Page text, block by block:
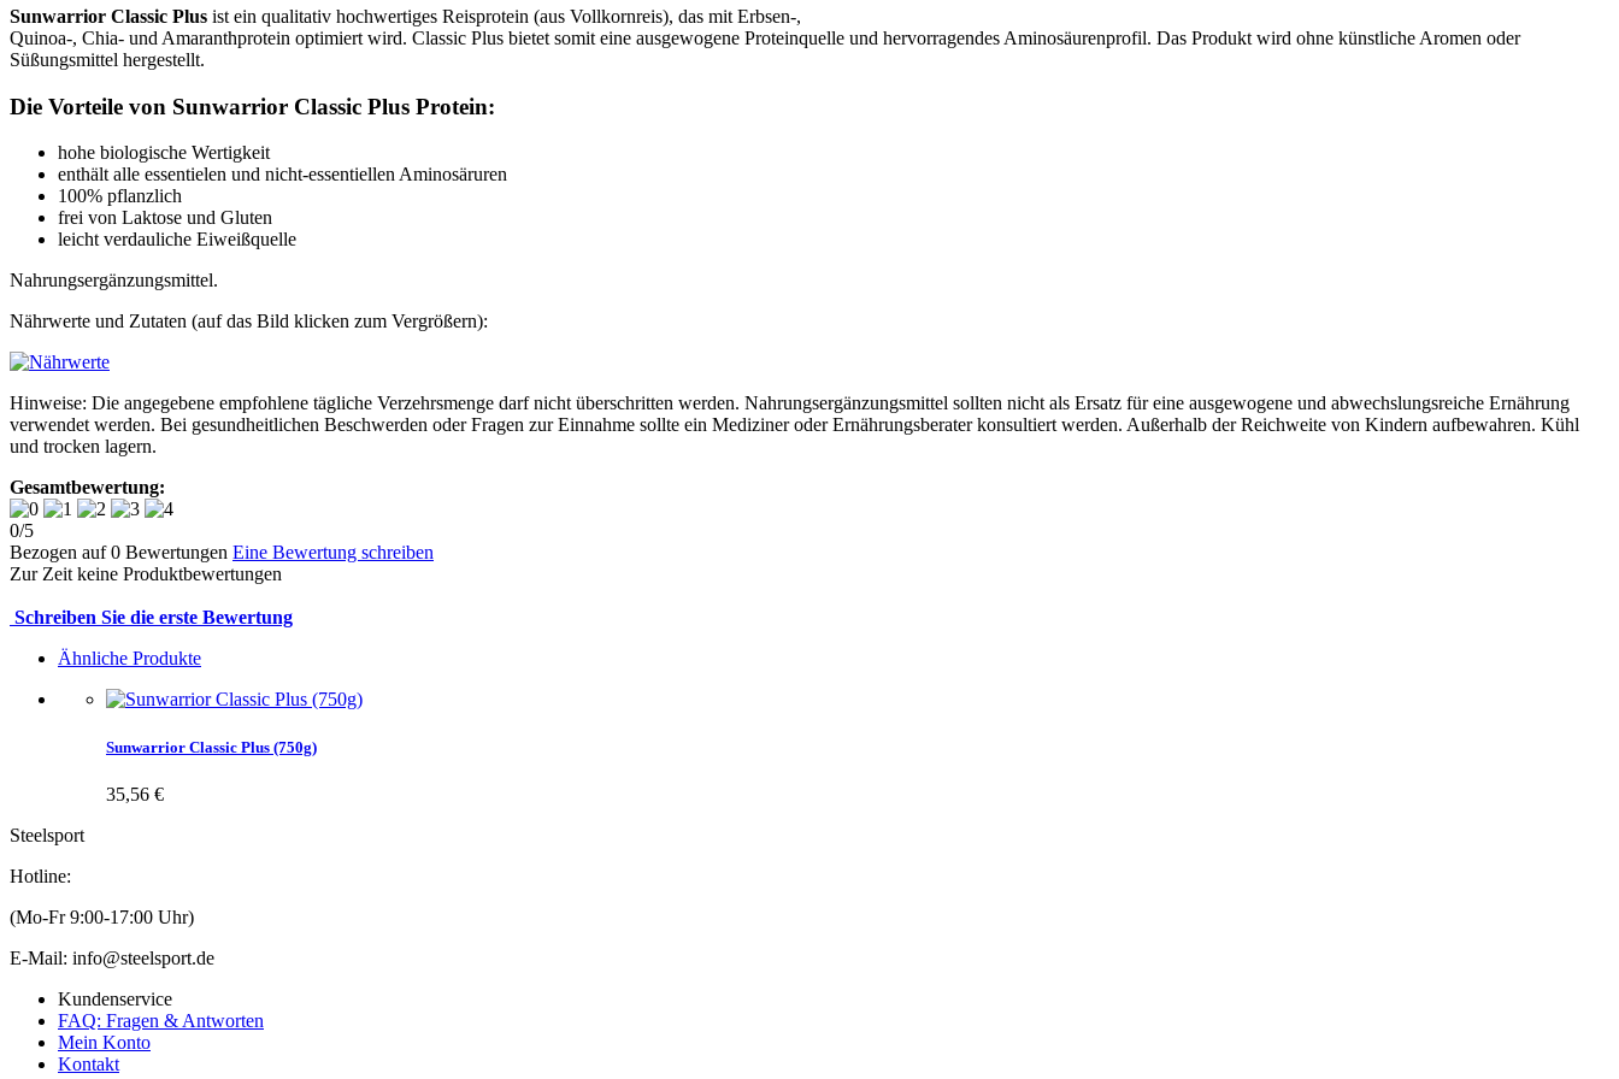
Sunwarrior Classic Plus ist ein qualitativ hochwertiges Reisprotein (aus Vollkornreis), das mit Erbsen-,
Quinoa-, Chia- und Amaranthprotein optimiert wird. Classic Plus bietet somit eine ausgewogene Proteinquelle und hervorragendes Aminosäurenprofil. Das Produkt wird ohne künstliche Aromen oder
Süßungsmittel hergestellt.
Die Vorteile von Sunwarrior Classic Plus Protein:
hohe biologische Wertigkeit
enthält alle essentielen und nicht-essentiellen Aminosäruren
100% pflanzlich
frei von Laktose und Gluten
leicht verdauliche Eiweißquelle
Nahrungsergänzungsmittel.
Nährwerte und Zutaten (auf das Bild klicken zum Vergrößern):
Hinweise: Die angegebene empfohlene tägliche Verzehrsmenge darf nicht überschritten werden. Nahrungsergänzungsmittel sollten nicht als Ersatz für eine ausgewogene und abwechslungsreiche Ernährung
verwendet werden. Bei gesundheitlichen Beschwerden oder Fragen zur Einnahme sollte ein Mediziner oder Ernährungsberater konsultiert werden. Außerhalb der Reichweite von Kindern aufbewahren. Kühl
und trocken lagern.
Gesamtbewertung:
0/5
Bezogen auf0 Bewertungen Eine Bewertung schreiben
Zur Zeit keine Produktbewertungen
Schreiben Sie die erste Bewertung
Ähnliche Produkte
Sunwarrior Classic Plus (750g)
35,56 €
Steelsport
Hotline:
(Mo-Fr 9:00-17:00 Uhr)
E-Mail: info@steelsport.de
Kundenservice
FAQ: Fragen & Antworten
Mein Konto
Kontakt